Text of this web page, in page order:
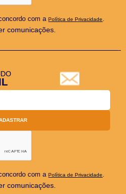
com aPolítica de Privacidade.
comunicações.
com aPolítica de Privacidade
comunicações.